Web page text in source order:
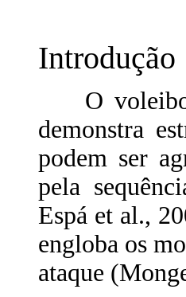
Introdução
O voleibol
demonstra
podem ser
pela
Espá et al.,
engloba os
ataque